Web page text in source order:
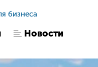
бизнеса
Новости